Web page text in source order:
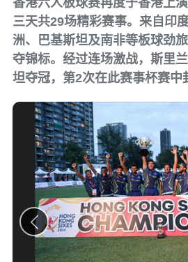
香港六人板球赛再度于香港上
三天共29场精彩赛事。来自印
洲、巴基斯坦及南非等板球劲
夺锦标。经过连场激战，斯里
坦夺冠，第2次在此赛事杯赛中